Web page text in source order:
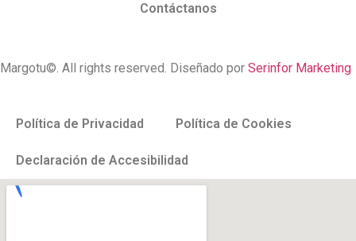
Contáctanos
Margotu©. All rights reserved. Diseñado por Serinfor Marketing
Política de Privacidad Política de Cookies
Declaración de Accesibilidad